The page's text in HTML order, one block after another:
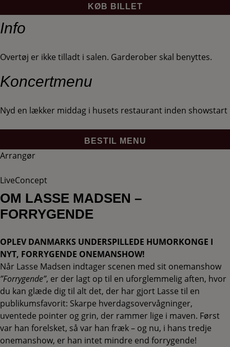
KØB BILLET
Info
Overtøj er ikke tilladt i salen. Garderober skal benyttes.
Koncertmenu
Nyd en lækker middag i husets restaurant inden showstart
BESTIL MENU
Arrangør
LiveConcept
OM LASSE MADSEN –
FORRYGENDE
OPLEV DANMARKS UNDERSPILLEDE HUMORKONGE I
NYT, FORRYGENDE ONEMANSHOW!
Når Lasse Madsen indtager scenen med sit onemanshow
”Forrygende”, er der lagt op til en uforglemmelig aften, hvor
du kan glæde dig til alt det, der har gjort Lasse til en
publikumsfavorit: Skarpe hverdagsovervågninger,
uventede pointer og grin, der rammer lige i maven. Først
var han forelsket, så var han fræk – og nu, i hans tredje
onemanshow, er han intet mindre end forrygende!